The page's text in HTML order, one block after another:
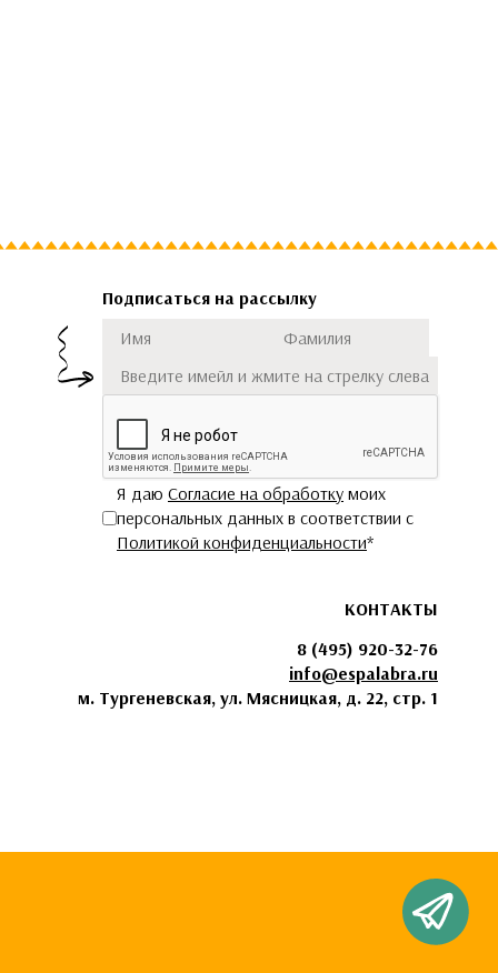
Чат с
Подписаться на рассылку
Имя
Фамилия
Я даю Согласие на обработку моих
персональных данных в соответствии с
Политикой конфиденциальности*
Подписаться
КОНТАКТЫ
8 (495) 920-32-76
info@espalabra.ru
м. Тургеневская, ул. Мясницкая, д. 22, стр. 1